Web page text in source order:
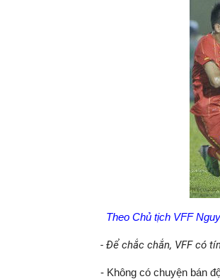
Theo Chủ tịch VFF
- Để chắc chắn, VFF có
- Không có chuyện bán